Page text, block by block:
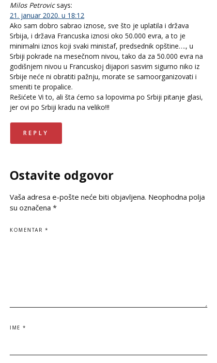
Milos Petrovic says:
21. januar 2020. u 18:12
Ako sam dobro sabrao iznose, sve što je uplatila i država
Srbija, i država Francuska iznosi oko 50.000 evra, a to je
minimalni iznos koji svaki ministaf, predsednik opštine…., u
Srbiji pokrade na mesečnom nivou, tako da za 50.000 evra na
godišnjem nivou u Francuskoj dijapori sasvim sigurno niko iz
Srbije neće ni obratiti pažnju, morate se samoorganizovati i
smeniti te propalice.
Rešićete Vi to, ali šta ćemo sa lopovima po Srbiji pitanje glasi,
jer ovi po Srbiji kradu na veliko!!!
REPLY
Ostavite odgovor
Vaša adresa e-pošte neće biti objavljena. Neophodna polja
su označena *
KOMENTAR *
IME *